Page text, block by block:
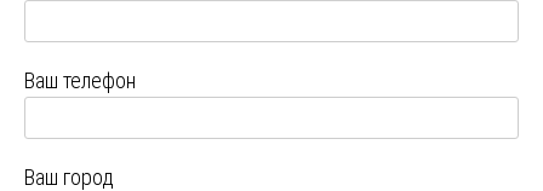
Ваш телефон
Ваш город